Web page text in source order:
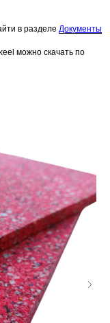
в разделе Документы
можно скачать по